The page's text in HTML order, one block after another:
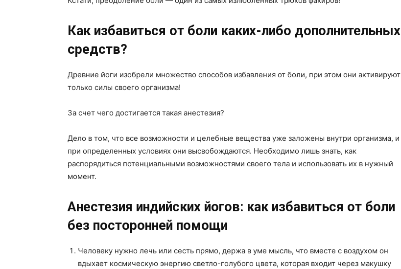
Как избавиться от боли каких-либо дополнительных
средств?
Древние йоги изобрели множество способов избавления от боли, при этом они активируют
только силы своего организма!
За счет чего достигается такая анестезия?
Дело в том, что все возможности и целебные вещества уже заложены внутри организма, и
при определенных условиях они высвобождаются. Необходимо лишь знать, как
распорядиться потенциальными возможностями своего тела и использовать их в нужный
момент.
Анестезия индийских йогов: как избавиться от боли
без посторонней помощи
Человеку нужно лечь или сесть прямо, держа в уме мысль, что вместе с воздухом он
вдыхает космическую энергию светло-голубого цвета, которая входит через макушку